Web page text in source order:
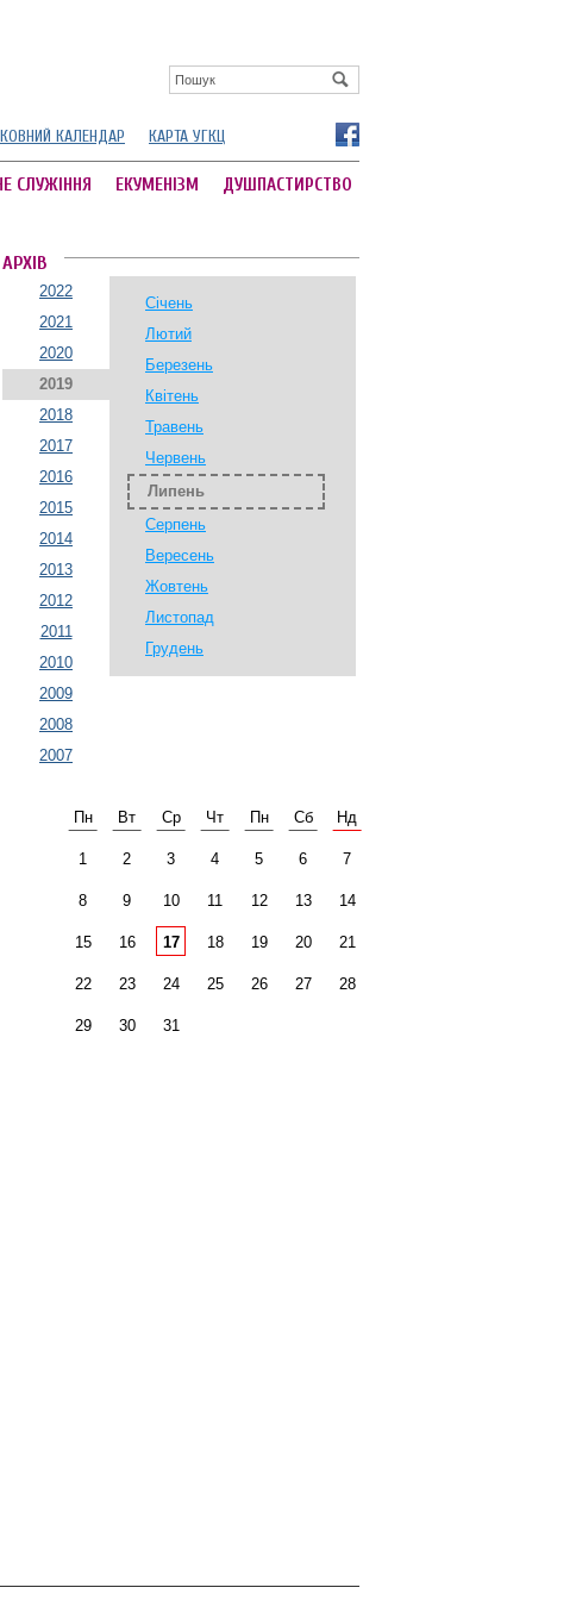
КАЛЕНДАР КАРТА УГКЦ
СЛУЖІННЯ ЕКУМЕНІЗМ ДУШПАСТИРСТВО
АРХІВ
2022
2021
2020
2019
2018
2017
2016
2015
2014
2013
2012
2011
2010
2009
2008
2007
Січень
Лютий
Березень
Квітень
Травень
Червень
Липень
Серпень
Вересень
Жовтень
Листопад
Грудень
Пн Вт Ср Чт Пн Сб Нд
1 2 3 4 5 6 7
8 9 10 11 12 13 14
15 16 17 18 19 20 21
22 23 24 25 26 27 28
29 30 31